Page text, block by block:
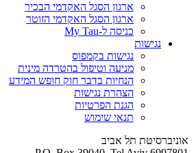
ארגון הסגל האקדמי הבכיר
ארגון הסגל האקדמי הזוטר
כניסה ל-My Tau
נגישות
נגישות בקמפוס
מניעה וטיפול בהטרדה מינית
הנחיות בדבר חוק חופש המידע
הצהרת נגישות
הגנת הפרטיות
תנאי שימוש
אוניברסיטת תל אביב